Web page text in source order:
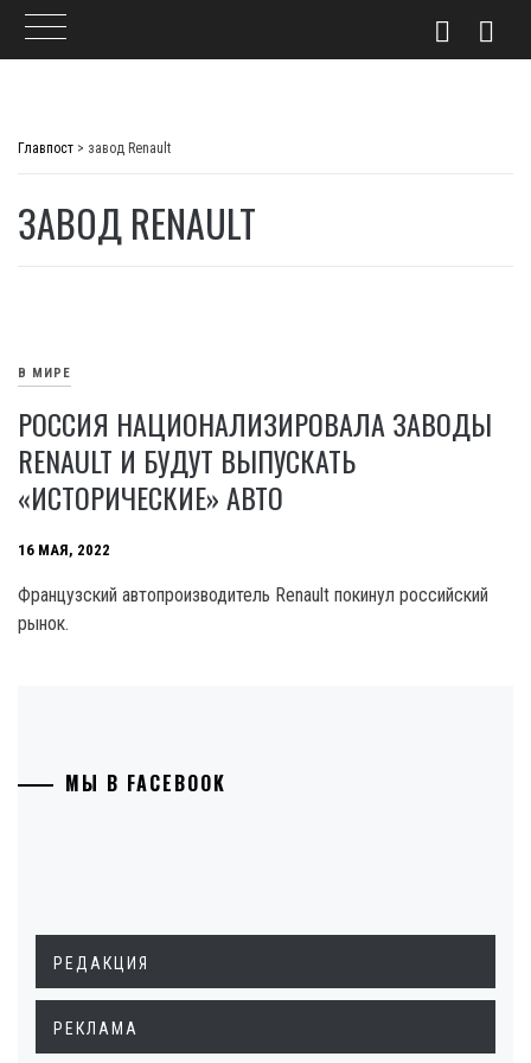
Главпост > завод Renault
ЗАВОД RENAULT
В МИРЕ
РОССИЯ НАЦИОНАЛИЗИРОВАЛА ЗАВОДЫ
RENAULT И БУДУТ ВЫПУСКАТЬ
«ИСТОРИЧЕСКИЕ» АВТО
16 МАЯ, 2022
Французский автопроизводитель Renault покинул российский
рынок.
МЫ В FACEBOOK
РЕДАКЦИЯ
РЕКЛАМА